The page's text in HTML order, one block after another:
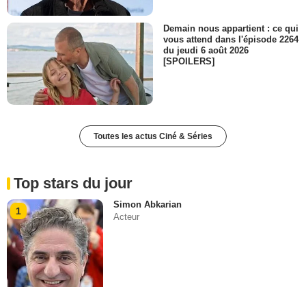
Demain nous appartient : ce qui
vous attend dans l'épisode 2264
du jeudi 6 août 2026
[SPOILERS]
Toutes les actus Ciné & Séries
Top stars du jour
1
Simon Abkarian
Acteur